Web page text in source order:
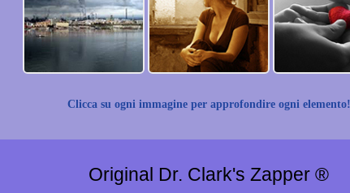
Clicca su ogni immagine per approfondire ogni elemento!
Original Dr. Clark's Zapper ®